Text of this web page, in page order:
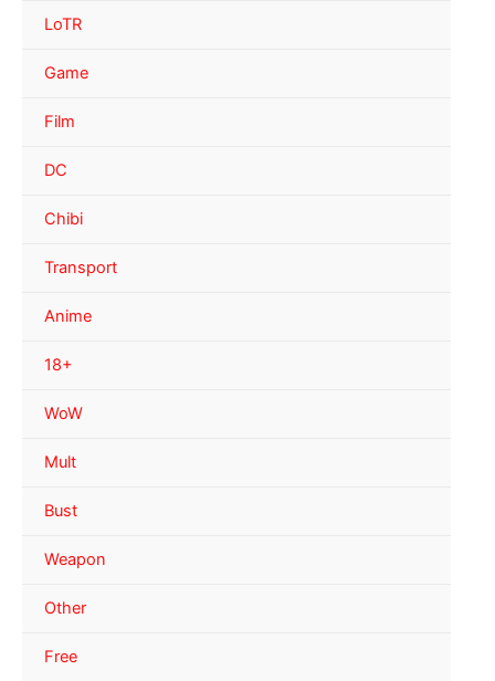
LoTR
Game
Film
DC
Chibi
Transport
Anime
18+
WoW
Mult
Bust
Weapon
Other
Free